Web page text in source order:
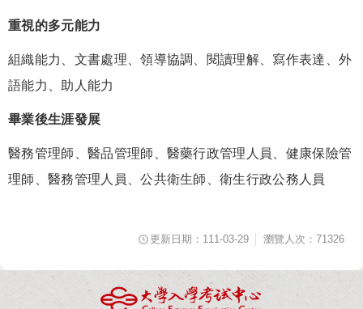
重視的多元能力
組織能力、文書處理、領導協調、閱讀理解、寫作表達、外
語能力、助人能力
畢業後生涯發展
醫務管理師、醫品管理師、醫藥行政管理人員、健康保險管
理師、醫務管理人員、公共衛生師、衛生行政公務人員
更新日期：111-03-29 瀏覽人次：71326